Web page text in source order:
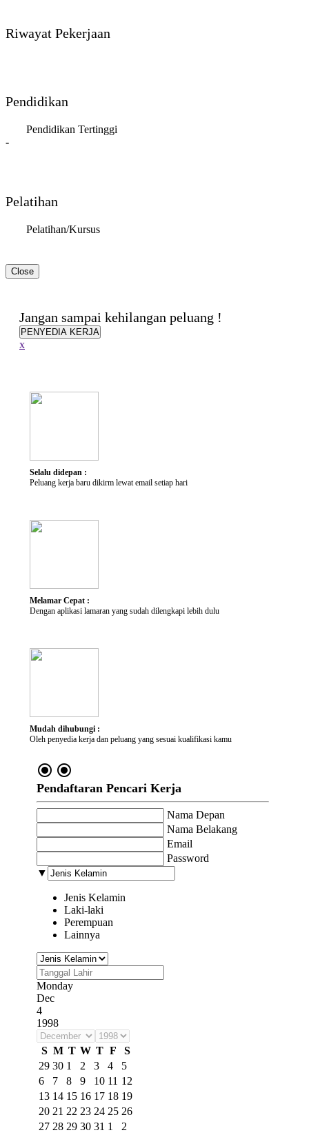
Riwayat Pekerjaan
Pendidikan
Pendidikan Tertinggi
-
Pelatihan
Pelatihan/Kursus
Jenis Disabilitas
Alat Bantu yang dibutuhkan
Kategori Pekerjaan
Close
Jangan sampai kehilangan peluang !
PENYEDIA KERJA
x
Selalu didepan :
Peluang kerja baru dikirm lewat email setiap hari
Melamar Cepat :
Dengan aplikasi lamaran yang sudah dilengkapi lebih dulu
Mudah dihubungi :
Oleh penyedia kerja dan peluang yang sesuai kualifikasi kamu
radio_button_checked radio_button_checked
Pendaftaran Pencari Kerja
Nama Depan
Nama Belakang
Email
Password
▼
Jenis Kelamin
Laki-laki
Perempuan
Lainnya
Monday
Dec
4
1998
S M T W T F
S
29 30 1 2 3 4
5
6
7 8 9 10 11 12
13 14 15 16 17 18 19
20 21 22 23 24 25 26
27 28 29 30 31 1 2